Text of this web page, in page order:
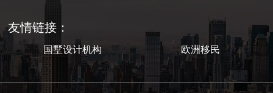
友情链接：
国墅设计机构 欧洲移民